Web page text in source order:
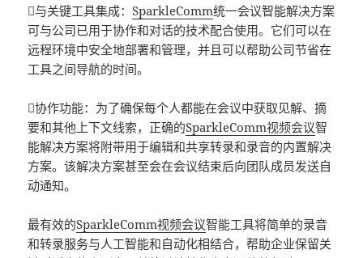
与关键工具集成：SparkleComm统一会议智能解决方案
可与公司已用于协作和对话的技术配合使用。它们可以在
远程环境中安全地部署和管理，并且可以帮助公司节省在
工具之间导航的时间。
协作功能：为了确保每个人都能在会议中获取见解、摘
要和其他上下文线索，正确的SparkleComm视频会议智
能解决方案将附带用于编辑和共享转录和录音的内置解决
方案。该解决方案甚至会在会议结束后向团队成员发送自
动通知。
最有效的SparkleComm视频会议智能工具将简单的录音
和转录服务与人工智能和自动化相结合，帮助企业保留关